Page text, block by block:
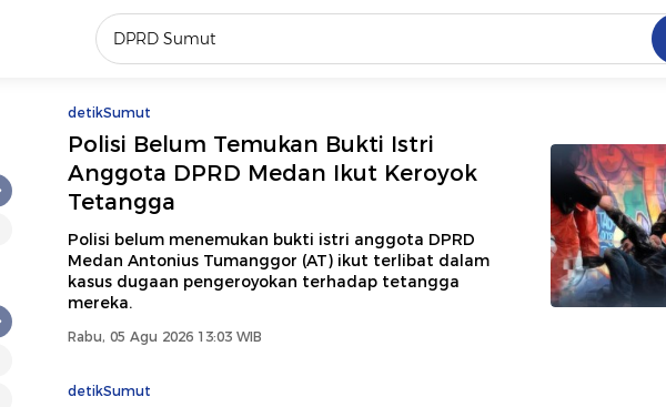
Loading...
Promoted
Terakhir yang dicari
Loading...
detikSumut
Polisi Belum Temukan Bukti Istri
Anggota DPRD Medan Ikut Keroyok
Tetangga
Polisi belum menemukan bukti istri anggota DPRD
Medan Antonius Tumanggor (AT) ikut terlibat dalam
kasus dugaan pengeroyokan terhadap tetangga
mereka.
Rabu, 05 Agu 2026 13:03 WIB
detikSumut